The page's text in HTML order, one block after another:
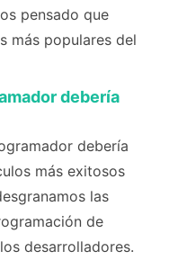
pensado que
más populares del
debería
debería
más exitosos
las
de
desarrolladores.